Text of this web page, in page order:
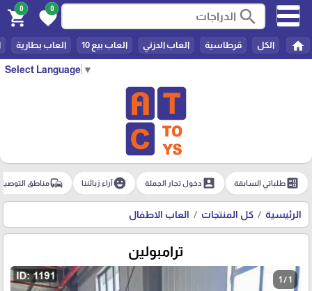
Select Language ▼
search
0
favorite
0
shopping_cart
home الكل قرطاسية العاب الدزني العاب بيع 10 العاب بطارية
ballotطلباتي السابقة account_boxدخول تجار الجملة emoji_emotionsآراء زبائننا commuteمناطق
الرئيسية كل المنتجات العاب الاطفال
ترامبولين
1 / 1